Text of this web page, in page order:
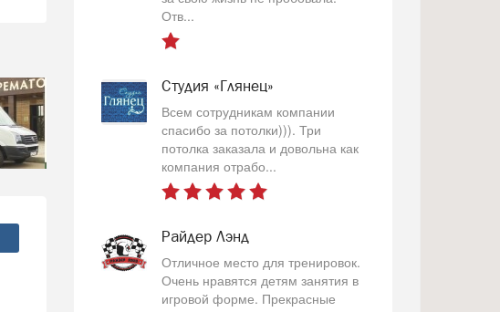
Отв...
Студия «Глянец»
Всем сотрудникам компании
спасибо за потолки))). Три
потолка заказала и довольна как
компания отрабо...
Райдер Лэнд
Отличное место для тренировок.
Очень нравятся детям занятия в
игровой форме. Прекрасные